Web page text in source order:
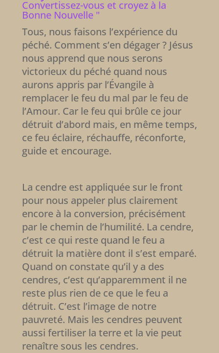
Convertissez-vous et croyez à la
Bonne Nouvelle "
Tous, nous faisons l’expérience du
péché. Comment s’en dégager ? Jésus
nous apprend que nous serons
victorieux du péché quand nous
aurons appris par l’Évangile à
remplacer le feu du mal par le feu de
l’Amour. Car le feu qui brûle ce jour
détruit d’abord mais, en même temps,
ce feu éclaire, réchauffe, réconforte,
guide et encourage.
La cendre est appliquée sur le front
pour nous appeler plus clairement
encore à la conversion, précisément
par le chemin de l’humilité. La cendre,
c’est ce qui reste quand le feu a
détruit la matière dont il s’est emparé.
Quand on constate qu’il y a des
cendres, c’est qu’apparemment il ne
reste plus rien de ce que le feu a
détruit. C’est l’image de notre
pauvreté. Mais les cendres peuvent
aussi fertiliser la terre et la vie peut
renaître sous les cendres.